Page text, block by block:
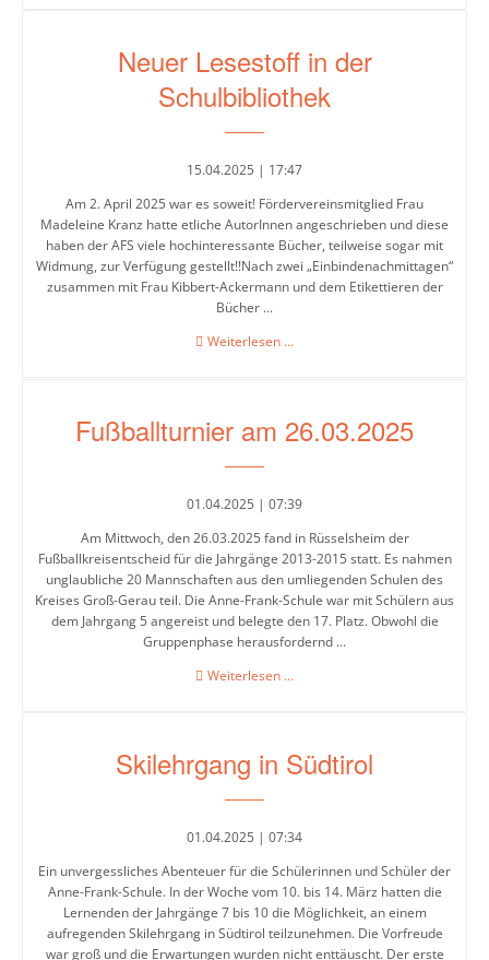
Neuer Lesestoff in der
Schulbibliothek
15.04.2025 | 17:47
Am 2. April 2025 war es soweit! Fördervereinsmitglied Frau
Madeleine Kranz hatte etliche AutorInnen angeschrieben und diese
haben der AFS viele hochinteressante Bücher, teilweise sogar mit
Widmung, zur Verfügung gestellt!!Nach zwei „Einbindenachmittagen“
zusammen mit Frau Kibbert-Ackermann und dem Etikettieren der
Bücher ...
Weiterlesen …
Schulbibliothek
Fußballturnier am 26.03.2025
01.04.2025 | 07:39
Am Mittwoch, den 26.03.2025 fand in Rüsselsheim der
Fußballkreisentscheid für die Jahrgänge 2013-2015 statt. Es nahmen
unglaubliche 20 Mannschaften aus den umliegenden Schulen des
Kreises Groß-Gerau teil. Die Anne-Frank-Schule war mit Schülern aus
dem Jahrgang 5 angereist und belegte den 17. Platz. Obwohl die
Gruppenphase herausfordernd ...
Weiterlesen …
Skilehrgang in Südtirol
01.04.2025 | 07:34
Ein unvergessliches Abenteuer für die Schülerinnen und Schüler der
Anne-Frank-Schule. In der Woche vom 10. bis 14. März hatten die
Lernenden der Jahrgänge 7 bis 10 die Möglichkeit, an einem
aufregenden Skilehrgang in Südtirol teilzunehmen. Die Vorfreude
war groß und die Erwartungen wurden nicht enttäuscht. Der erste